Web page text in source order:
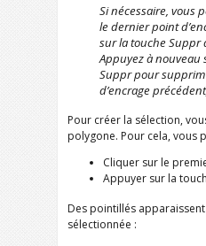
Si nécessaire, vous
le dernier point
sur la toucheSuppr
Appuyez à nouveau
Supprpour
d’encrage
Pour créer la sélection,
polygone. Pour cela, vous
Cliquer sur le
Appuyer sur la
Des pointillés
sélectionnée :